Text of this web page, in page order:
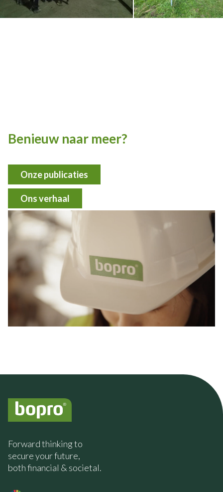
Benieuw naar meer?
Onze publicaties
Ons verhaal
Forward thinking to
secure your future,
both financial & societal.